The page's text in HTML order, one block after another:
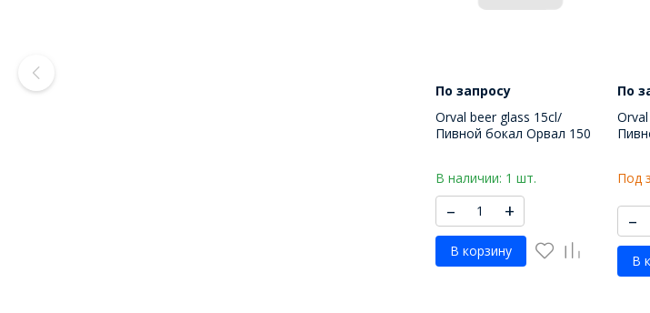
По запросу
Orval beer glass 15cl/
Пивной бокал Орвал 150
В наличии: 1 шт.
– +
В корзину
По
Под
–
В